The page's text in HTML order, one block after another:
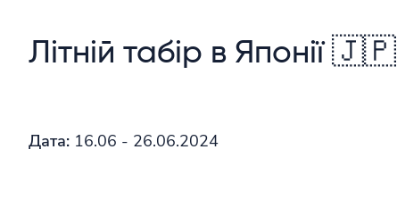
Літній табір в Японії 🇯🇵
Дата: 16.06 - 26.06.2024